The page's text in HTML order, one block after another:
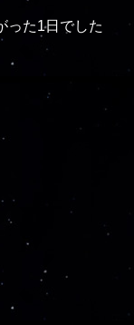
った1日でした